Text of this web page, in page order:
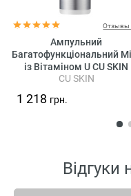
Отзывы
Ампульний
Багатофункціональний
із Вітаміном U CU SKIN
Vitamin U Ampoule Mist
CU SKIN
1 218 грн.
Відгуки